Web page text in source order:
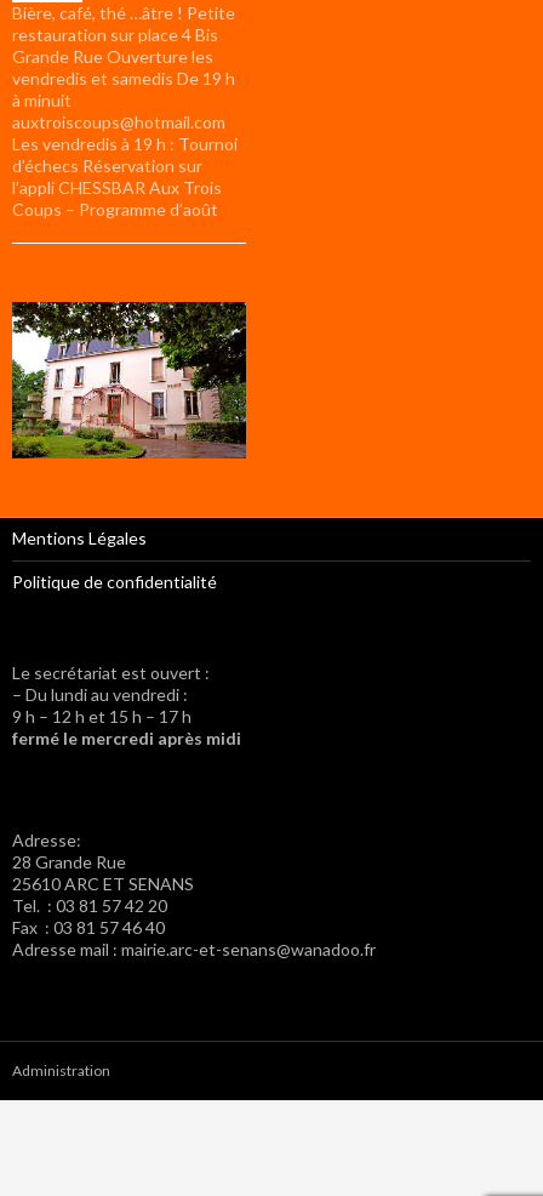
Bière, café, thé …âtre ! Petite
restauration sur place 4 Bis
Grande Rue Ouverture les
vendredis et samedis De 19 h
à minuit
auxtroiscoups@hotmail.com
Les vendredis à 19 h : Tournoi
d’échecs Réservation sur
l’appli CHESSBAR Aux Trois
Coups – Programme d’août
Mentions Légales
Politique de confidentialité
Le secrétariat est ouvert :
– Du lundi au vendredi :
9 h – 12 h et 15 h – 17 h
fermé le mercredi après midi
Adresse:
28 Grande Rue
25610 ARC ET SENANS
Tel. : 03 81 57 42 20
Fax : 03 81 57 46 40
Adresse mail : mairie.arc-et-senans@wanadoo.fr
Administration